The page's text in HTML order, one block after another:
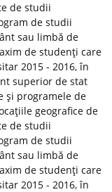
de studii
de studii
sau limbă de
de studenţi care
2015 - 2016, în
superior de stat
şi programele de
geografice de
de studii
de studii
sau limbă de
de studenţi care
2015 - 2016, în